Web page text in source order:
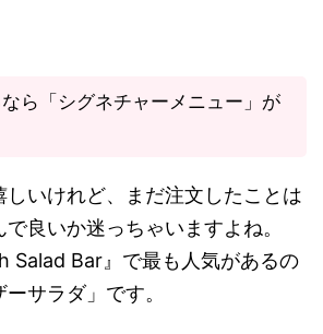
ら「シグネチャーメニュー」が
いけれど、まだ注文したことは
良いか迷っちゃいますよね。
Salad Bar』で最も人気があるの
サラダ」です。